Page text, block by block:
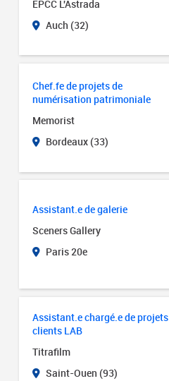
EPCC L'Astrada
Auch (32)
Chef.fe de projets de
numérisation patrimoniale
Memorist
Bordeaux (33)
Assistant.e de galerie
Sceners Gallery
Paris 20e
Assistant.e chargé.e de projets
clients LAB
Titrafilm
Saint-Ouen (93)